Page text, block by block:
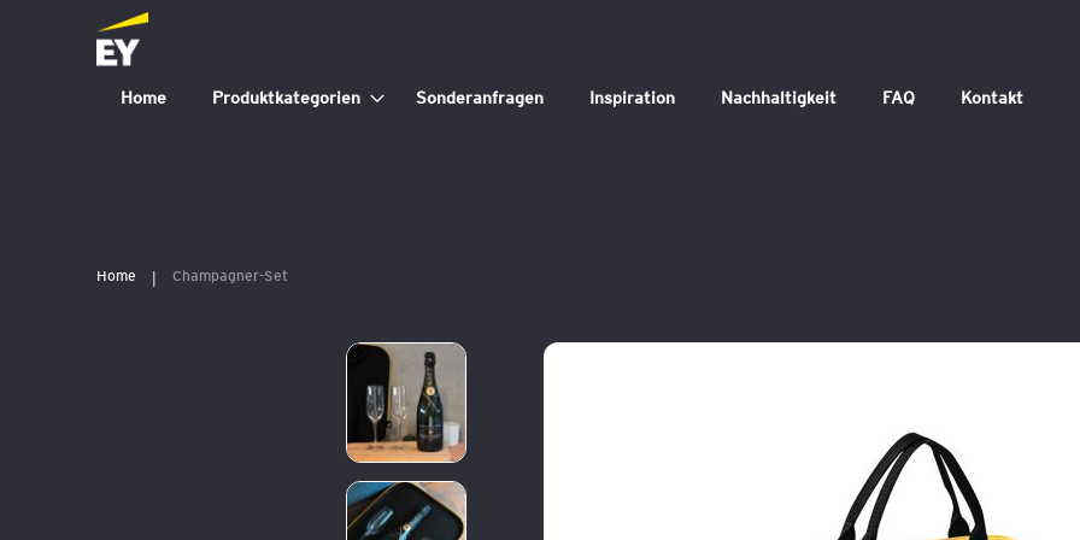
Home Produktkategorien Sonderanfragen Inspiration Nachhaltigkeit FAQ Kontakt
Home Champagner-Set
Zum
der
Bildergalerie
springen